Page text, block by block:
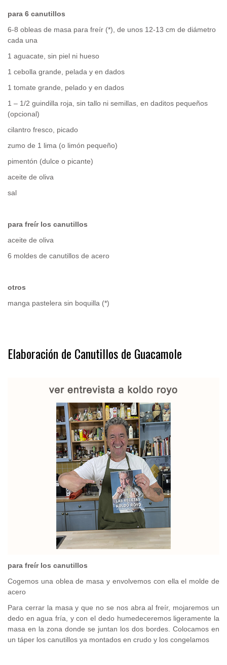
para 6 canutillos
6-8 obleas de masa para freír (*), de unos 12-13 cm de diámetro
cada una
1 aguacate, sin piel ni hueso
1 cebolla grande, pelada y en dados
1 tomate grande, pelado y en dados
1 – 1/2 guindilla roja, sin tallo ni semillas, en daditos pequeños
(opcional)
cilantro fresco, picado
zumo de 1 lima (o limón pequeño)
pimentón (dulce o picante)
aceite de oliva
sal
para freír los canutillos
aceite de oliva
6 moldes de canutillos de acero
otros
manga pastelera sin boquilla (*)
Elaboración de Canutillos de Guacamole
para freír los canutillos
Cogemos una oblea de masa y envolvemos con ella el molde de
acero
Para cerrar la masa y que no se nos abra al freír, mojaremos un
dedo en agua fría, y con el dedo humedeceremos ligeramente la
masa en la zona donde se juntan los dos bordes. Colocamos en
un táper los canutillos ya montados en crudo y los congelamos